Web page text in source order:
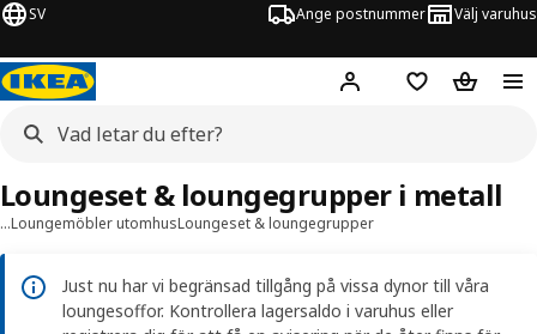
SV Ange postnummer Välj varuhus
Hej! Logga inInköpslistaVarukorg
…Loungemöbler utomhusLoungeset & loungegrupper
Just nu har vi begränsad tillgång på vissa dynor till våra
loungesoffor. Kontrollera lagersaldo i varuhus eller
Loungeset & loungegrupper i metall